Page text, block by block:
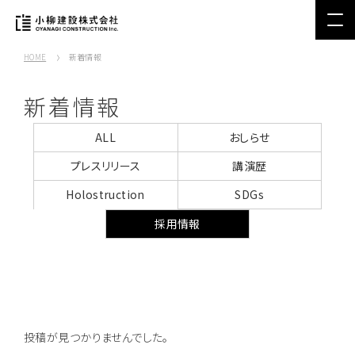
HOME 新着情報
新着情報
ALL
おしらせ
プレスリリース
講演歴
Holostruction
SDGs
採用情報
投稿が見つかりませんでした。